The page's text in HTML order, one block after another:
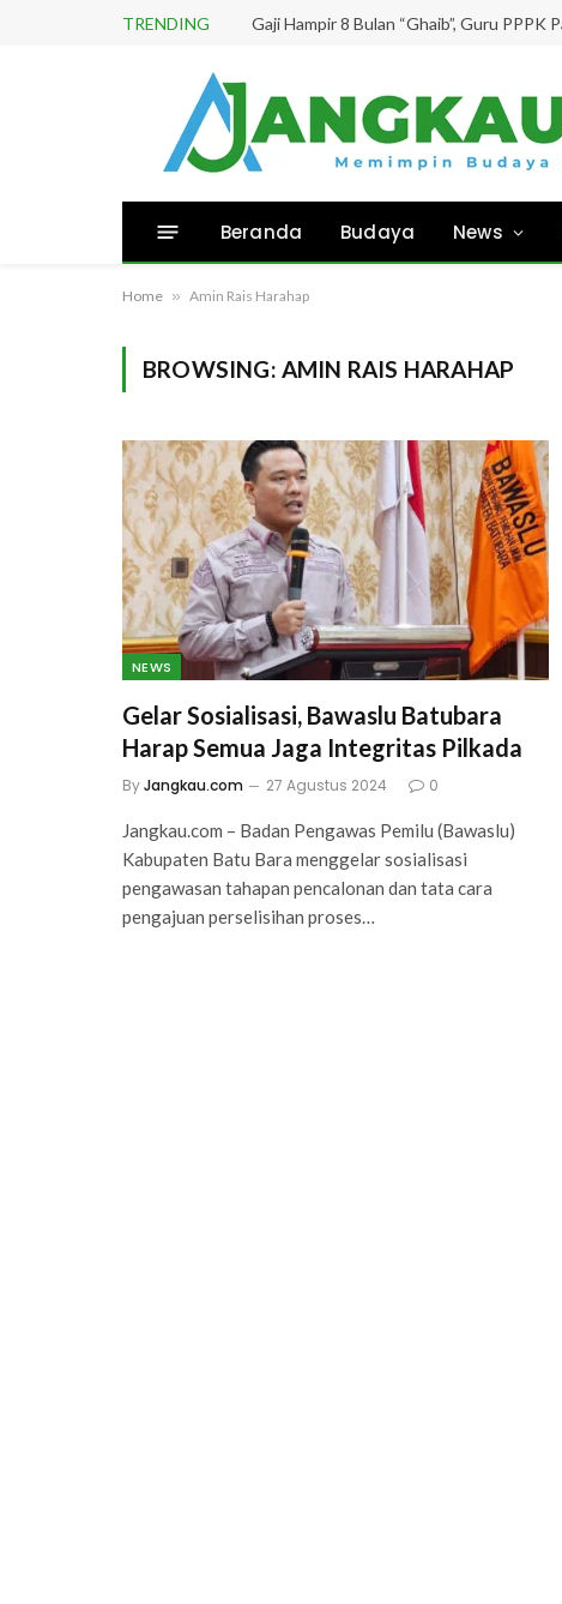
TRENDING
Beranda Budaya News
Home » Amin Rais Harahap
BROWSING: AMIN RAIS HARAHAP
NEWS
Gelar Sosialisasi, Bawaslu Batubara
Harap Semua Jaga Integritas Pilkada
ByJangkau.com 27 Agustus 2024 0
Jangkau.com – Badan Pengawas Pemilu (Bawaslu)
Kabupaten Batu Bara menggelar sosialisasi
pengawasan tahapan pencalonan dan tata cara
pengajuan perselisihan proses…